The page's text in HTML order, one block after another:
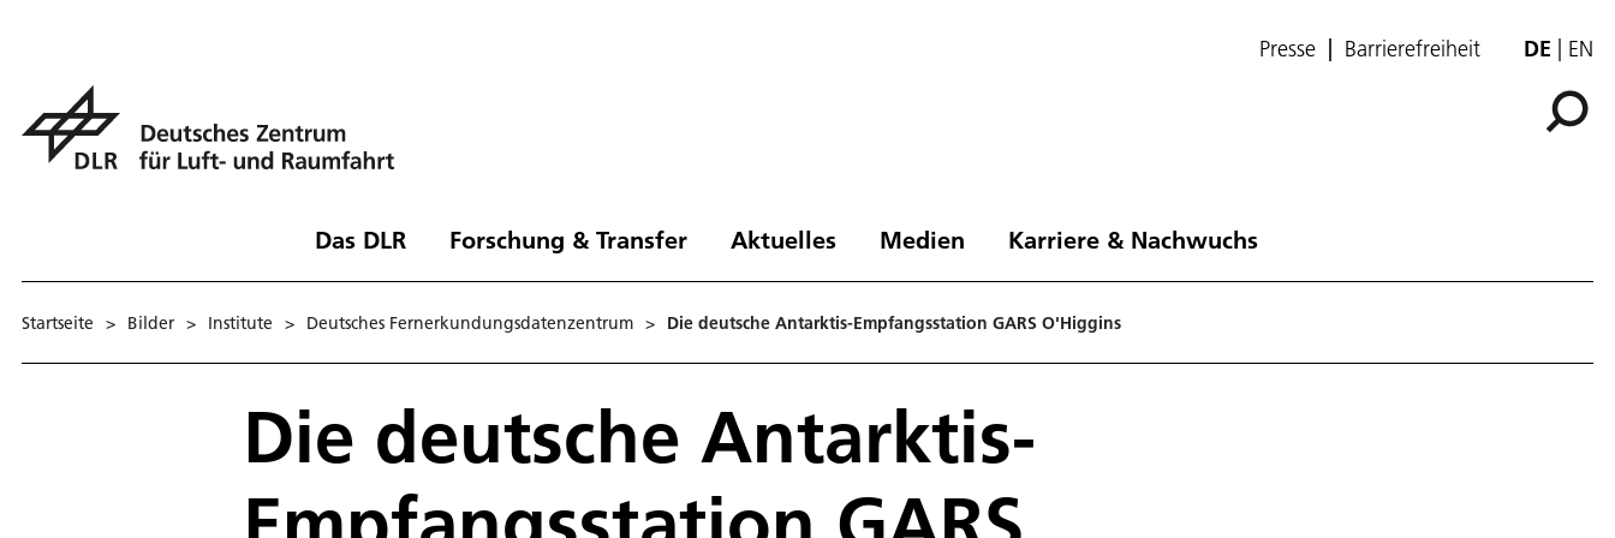
Presse Barrierefreiheit DE EN
Das DLR Forschung & Transfer Aktuelles Medien Karriere & Nachwuchs
Startseite > Bilder > Institute > Deutsches Fernerkundungsdatenzentrum > Die deutsche Antarktis-Empfangsstation GARS O'Higgins
Die deutsche Antarktis-